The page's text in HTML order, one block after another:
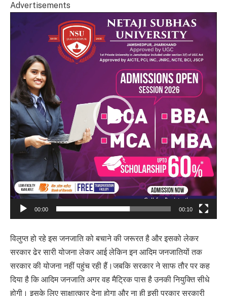
Advertisements
Player
00:00 00:10
विलुप्त हो रहे इस जनजाति को बचाने की जरूरत है और इसको लेकर
सरकार ढेर सारी योजना लेकर आई लेकिन इन आदिम जनजातियों तक
सरकार की योजना नहीं पहुंच रही हैं।जबकि सरकार ने साफ तौर पर कह
दिया है कि आदिम जनजाति अगर वह मैट्रिक पास है उनकी नियुक्ति सीधे
होगी। इसके लिए साक्षात्कार देना होगा और ना ही इसी प्रकार सरकारी